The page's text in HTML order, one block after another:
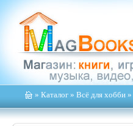
» Каталог » Всё для хобби »